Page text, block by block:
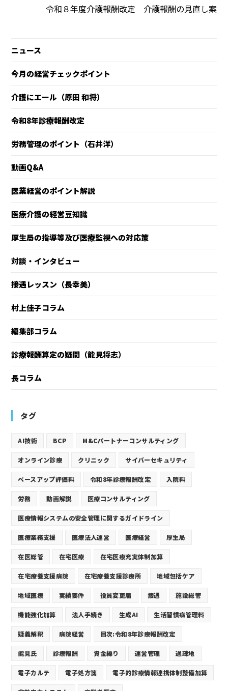
令和８年度介護報酬改定 介護報酬の見直し案
ニュース
今月の経営チェックポイント
介護にエール（原田 和将）
令和8年診療報酬改定
労務管理のポイント（石井洋）
動画Q&A
医業経営のポイント解説
医療介護の経営豆知識
厚生局の指導等及び医療監視への対応策
対談・インタビュー
接遇レッスン（長幸美）
村上佳子コラム
編集部コラム
診療報酬算定の疑問（能見将志）
長コラム
タグ
AI技術 BCP M&Cパートナーコンサルティング
オンライン診療 クリニック サイバーセキュリティ
ベースアップ評価料 令和8年診療報酬改定 入院料
労務 動画解説 医療コンサルティング
医療情報システムの安全管理に関するガイドライン
医療業務支援 医療法人運営 医療経営 厚生局
在医総管 在宅医療 在宅医療充実体制加算
在宅療養支援病院 在宅療養支援診療所 地域包括ケア
地域医療 実績要件 役員変更届 接遇 施設総管
機能強化加算 法人手続き 生成AI 生活習慣病管理料
疑義解釈 病院経営 目次:令和8年診療報酬改定
能見氏 診療報酬 資金繰り 運営管理 過疎地
電子カルテ 電子処方箋 電子的診療情報連携体制整備加算